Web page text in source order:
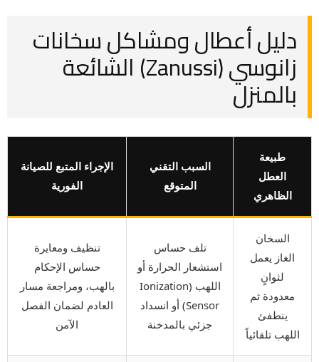
دليل أعطال ومشاكل سخانات
زانوسي (Zanussi) الشائعة
بالمنزل
طبيعة
العطل
الظاهري
السبب التقني
المتوقع
الإجراء المتبع للصيانة
الفورية
السخان
الغاز يعمل
لثوانٍ
معدودة ثم
ينطفئ
اللهب تلقائياً
تلف حساس
استشعار الحرارة أو
اللهب (Ionization
Sensor) أو انسداد
جزئي بالمدخنة
تنظيف ومعايرة
حساس الإحكام
بالهب، ومراجعة مسار
العادم لضمان الفصل
الآمن